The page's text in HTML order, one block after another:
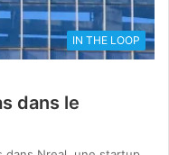
IN THE LOOP
dans le